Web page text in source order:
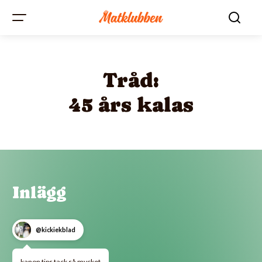
Tråd:
45 års kalas
Inlägg
@kickiekblad